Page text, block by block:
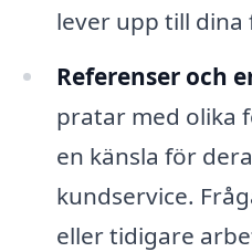
lever upp till
Referenser och
pratar med olika
en känsla för
kundservice.
eller tidigare